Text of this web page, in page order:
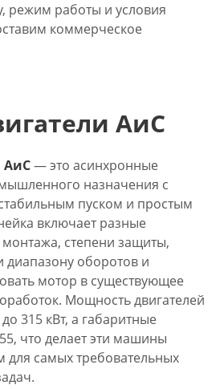
режим работы и условия
коммерческое
АиС
АиС— это асинхронные
назначения с
пуском и простым
включает разные
степени защиты,
диапазону оборотов и
мотор в существующее
Мощность двигателей
315 кВт, а габаритные
что делает эти машины
самых требовательных